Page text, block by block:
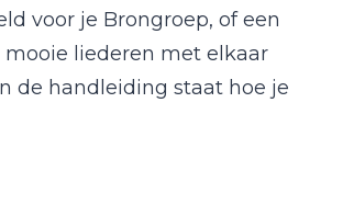
voor je Brongroep, of een
liederen met elkaar
de handleiding staat hoe je